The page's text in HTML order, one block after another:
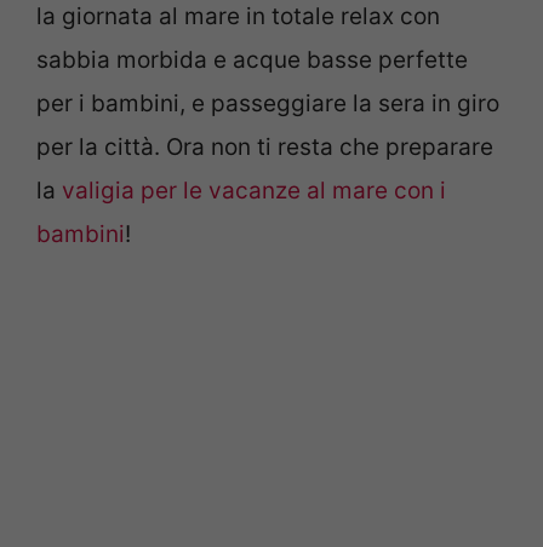
la giornata al mare in totale relax con
sabbia morbida e acque basse perfette
per i bambini, e passeggiare la sera in giro
per la città. Ora non ti resta che preparare
la valigia per le vacanze al mare con i
bambini!